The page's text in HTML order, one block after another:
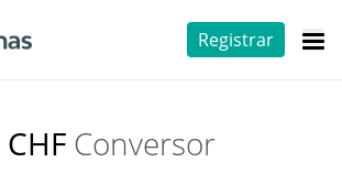
Registrar
Conversor